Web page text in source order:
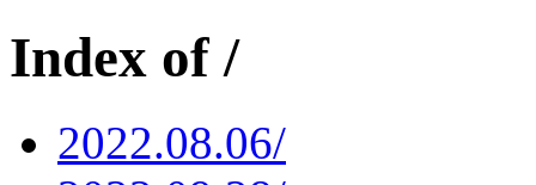
Index of /
2022.08.06/